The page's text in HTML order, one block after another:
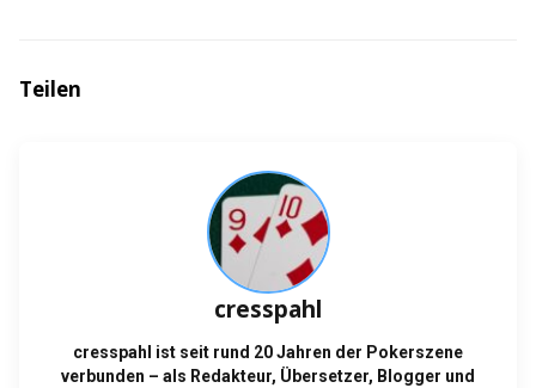
Teilen
cresspahl
cresspahl ist seit rund 20 Jahren der Pokerszene
verbunden – als Redakteur, Übersetzer, Blogger und